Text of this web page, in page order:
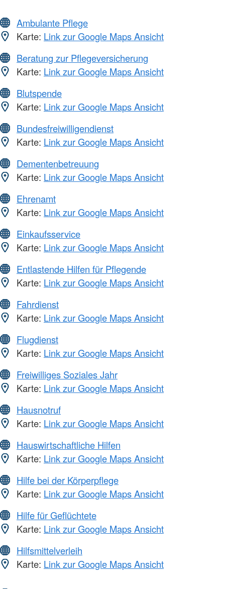
Ambulante Pflege
Karte: Link zur Google Maps Ansicht
Beratung zur Pflegeversicherung
Karte: Link zur Google Maps Ansicht
Blutspende
Karte: Link zur Google Maps Ansicht
Bundesfreiwilligendienst
Karte: Link zur Google Maps Ansicht
Dementenbetreuung
Karte: Link zur Google Maps Ansicht
Ehrenamt
Karte: Link zur Google Maps Ansicht
Einkaufsservice
Karte: Link zur Google Maps Ansicht
Entlastende Hilfen für Pflegende
Karte: Link zur Google Maps Ansicht
Fahrdienst
Karte: Link zur Google Maps Ansicht
Flugdienst
Karte: Link zur Google Maps Ansicht
Freiwilliges Soziales Jahr
Karte: Link zur Google Maps Ansicht
Hausnotruf
Karte: Link zur Google Maps Ansicht
Hauswirtschaftliche Hilfen
Karte: Link zur Google Maps Ansicht
Hilfe bei der Körperpflege
Karte: Link zur Google Maps Ansicht
Hilfe für Geflüchtete
Karte: Link zur Google Maps Ansicht
Hilfsmittelverleih
Karte: Link zur Google Maps Ansicht